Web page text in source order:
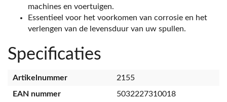
machines en voertuigen.
Essentieel voor het voorkomen van corrosie en het
verlengen van de levensduur van uw spullen.
Specificaties
Artikelnummer
2155
EAN nummer
5032227310018